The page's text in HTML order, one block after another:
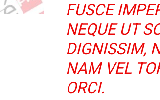
FUSCE
NEQUE UT
DIGNISSIM,
NAM VEL
ORCI.